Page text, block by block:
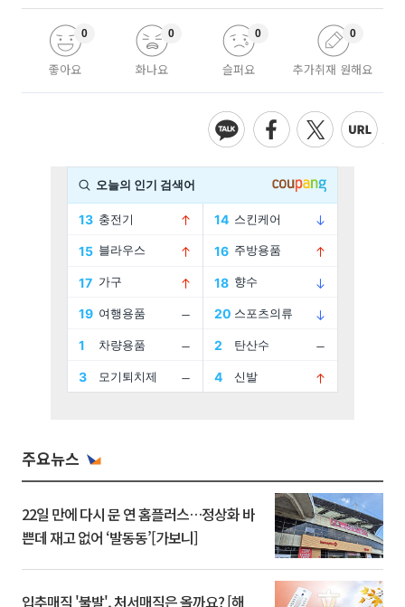
좋아요
0
화나요
0
슬퍼요
0
추가취재 원해요
0
주요뉴스
22일 만에 다시 문 연 홈플러스…정상화 바
쁜데 재고 없어 ‘발동동’[가보니]
입추매직 '불발', 처서매직은 올까요? [해